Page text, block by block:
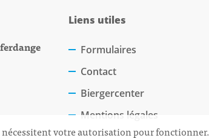
Liens utiles
Formulaires
Contact
Biergercenter
Mentions légales
nécessitent votre autorisation pour fonctionner.